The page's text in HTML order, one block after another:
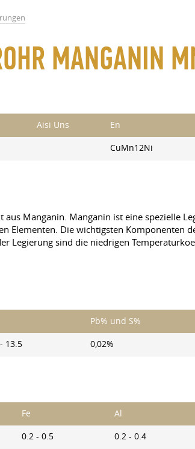
MANGANIN
Aisi Uns En
CuMn12Ni
Manganin. Manganin ist eine spezielle
Elementen. Die wichtigsten Komponenten
Legierung sind die niedrigen
Pb% und S%
13.5 0,02%
Fe Al
0.2 - 0.5 0.2 - 0.4